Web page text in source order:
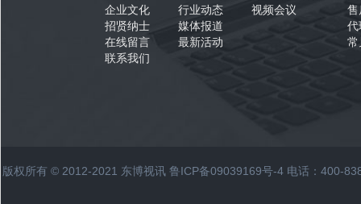
企业文化
招贤纳士
在线留言
联系我们
行业动态
媒体报道
最新活动
视频会议
售
代
常
版权所有 © 2012-2021 东博视讯 鲁ICP备09039169号-4电话：400-